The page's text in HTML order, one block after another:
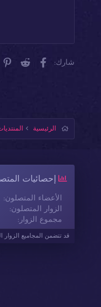
شارك: فيسبوكReddit
الرئيسية
إحصائيات
الأعضاء المتصلون
الزوار المتصلون
مجموع الزوار
قد تتضمن المجاميع الزوار